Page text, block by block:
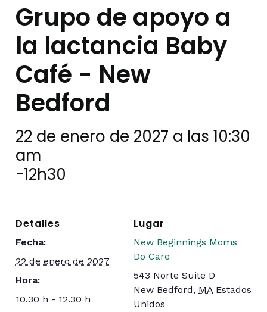
Grupo de apoyo a
la lactancia Baby
Café - New
Bedford
22 de enero de 2027 a las 10:30
am
-12h30
Detalles
Fecha:
22 de enero de 2027
Hora:
10.30 h - 12.30 h
Lugar
New Beginnings Moms
Do Care
543 Norte Suite D
New Bedford, MA Estados
Unidos